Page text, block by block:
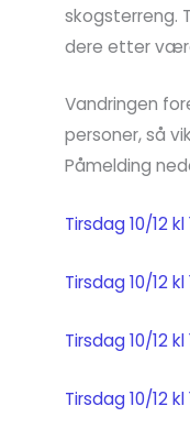
skogsterreng.
dere etter
Vandringen
personer, så
Påmelding
Tirsdag 10/12 kl
Tirsdag 10/12 kl
Tirsdag 10/12 kl
Tirsdag 10/12 kl